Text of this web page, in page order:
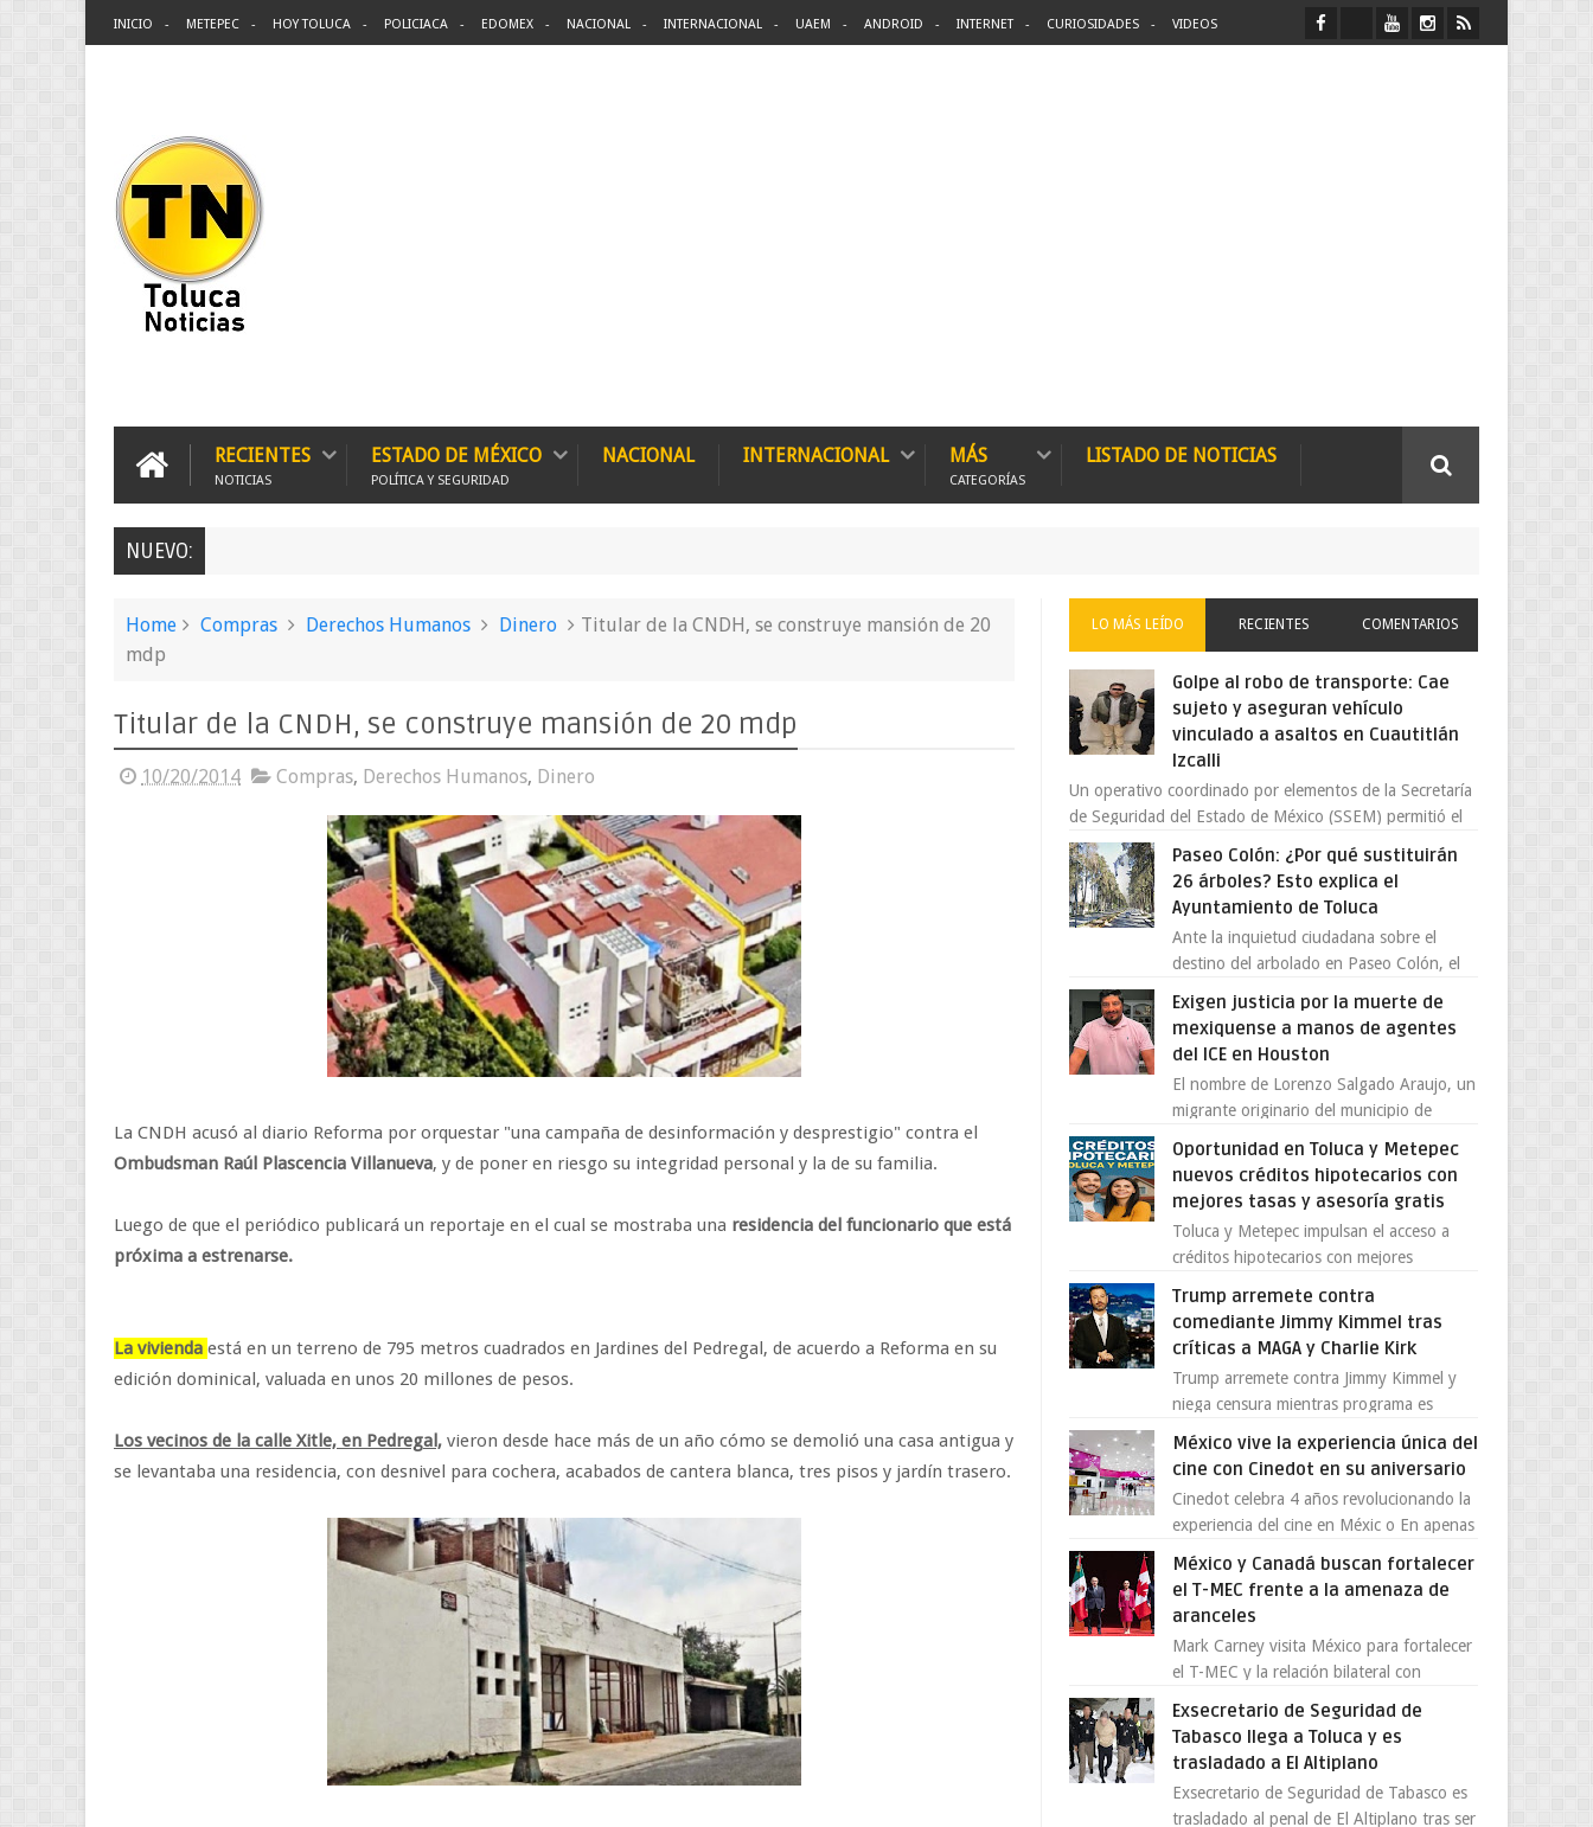
INICIO METEPEC HOY TOLUCA POLICIACA EDOMEX NACIONAL INTERNACIONAL UAEM ANDROID INTERNET CURIOSIDADES VIDEOS
RECIENTES
NOTICIAS
ESTADO DE MÉXICO
POLÍTICA Y SEGURIDAD
NACIONAL INTERNACIONAL MÁS
CATEGORÍAS
LISTADO DE NOTICIAS
NUEVO:
Home Compras Derechos Humanos Dinero
Titular de la CNDH, se construye mansión de 20
mdp
Titular de la CNDH, se construye mansión de 20 mdp
10/20/2014 Compras, Derechos Humanos, Dinero
La CNDH acusó al diario Reforma por orquestar "una campaña de desinformación y desprestigio" contra el
Ombudsman Raúl Plascencia Villanueva, y de poner en riesgo su integridad personal y la de su familia.
Luego de que el periódico publicará un reportaje en el cual se mostraba una residencia del funcionario que está
próxima a estrenarse.
La vivienda está en un terreno de 795 metros cuadrados en Jardines del Pedregal, de acuerdo a Reforma en su
edición dominical, valuada en unos 20 millones de pesos.
Los vecinos de la calle Xitle, en Pedregal, vieron desde hace más de un año cómo se demolió una casa antigua y
se levantaba una residencia, con desnivel para cochera, acabados de cantera blanca, tres pisos y jardín trasero.
LO MÁS LEÍDO RECIENTES COMENTARIOS
Golpe al robo de transporte: Cae
sujeto y aseguran vehículo
vinculado a asaltos en Cuautitlán
Izcalli
Un operativo coordinado por elementos de la Secretaría
de Seguridad del Estado de México (SSEM) permitió el
aseguramiento de un vehículo vin...
Paseo Colón: ¿Por qué sustituirán
26 árboles? Esto explica el
Ayuntamiento de Toluca
Ante la inquietud ciudadana sobre el
destino del arbolado en Paseo Colón, el
solo 26 ejemplares será...
Exigen justicia por la muerte de
mexiquense a manos de agentes
del ICE en Houston
El nombre de Lorenzo Salgado Araujo, un
migrante originario del municipio de
convertido en el centro de un...
Oportunidad en Toluca y Metepec
nuevos créditos hipotecarios con
mejores tasas y asesoría gratis
Toluca y Metepec impulsan el acceso a
créditos hipotecarios con mejores
emprendedores Con la creciente neces...
Trump arremete contra
comediante Jimmy Kimmel tras
críticas a MAGA y Charlie Kirk
Trump arremete contra Jimmy Kimmel y
niega censura mientras programa es
programa Jimmy Kimmel Live! ...
México vive la experiencia única del
cine con Cinedot en su aniversario
Cinedot celebra 4 años revolucionando la
experiencia del cine en Méxic o En apenas
es posible reinve...
México y Canadá buscan fortalecer
el T-MEC frente a la amenaza de
aranceles
Mark Carney visita México para fortalecer
el T-MEC y la relación bilateral con
provocada por la ofen...
Exsecretario de Seguridad de
Tabasco llega a Toluca y es
trasladado a El Altiplano
Exsecretario de Seguridad de Tabasco es
trasladado al penal de El Altiplano tras ser